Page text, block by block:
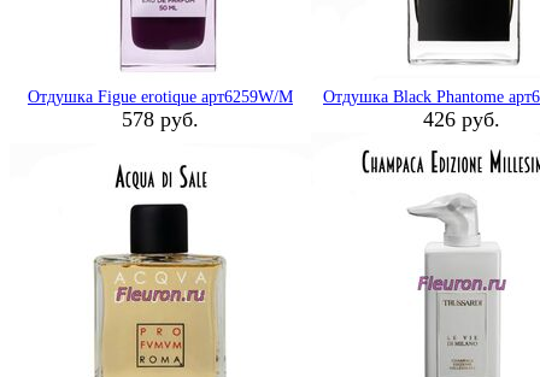
Отдушка Figue erotique арт6259W/M
578 руб.
Отдушка Black Phantome
426 руб.